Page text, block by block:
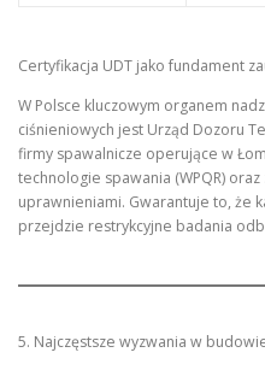
Certyfikacja UDT jako fundament
W Polsce kluczowym organem
ciśnieniowych jest Urząd Dozoru
firmy spawalnicze operujące w
technologie spawania (WPQR)
uprawnieniami. Gwarantuje to, że
przejdzie restrykcyjne badania
5. Najczęstsze wyzwania w